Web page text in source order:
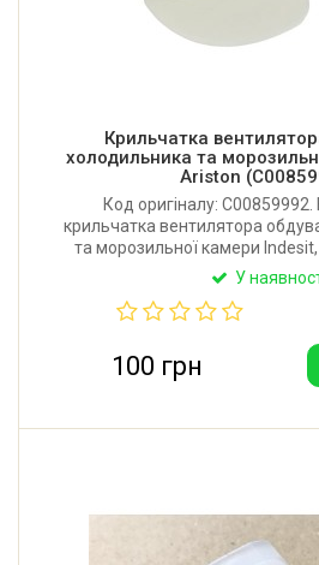
Крильчатка
холодильника та
Ariston
Код оригіналу:
крильчатка вентилятора
та морозильної камери
Китай.
У
100 грн